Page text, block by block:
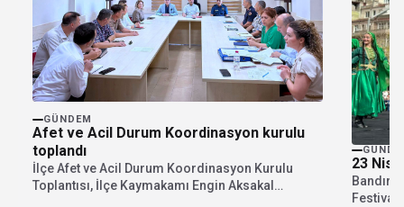
GÜNDEM
Afet ve Acil Durum Koordinasyon kurulu
toplandı
İlçe Afet ve Acil Durum Koordinasyon Kurulu
Toplantısı, İlçe Kaymakamı Engin Aksakal
23
Festivali